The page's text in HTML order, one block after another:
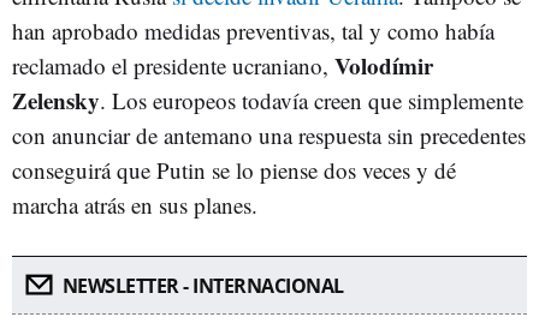
han aprobado medidas preventivas, tal y como había
reclamado el presidente ucraniano, Volodímir
Zelensky. Los europeos todavía creen que simplemente
con anunciar de antemano una respuesta sin precedentes
conseguirá que Putin se lo piense dos veces y dé
marcha atrás en sus planes.
NEWSLETTER - INTERNACIONAL